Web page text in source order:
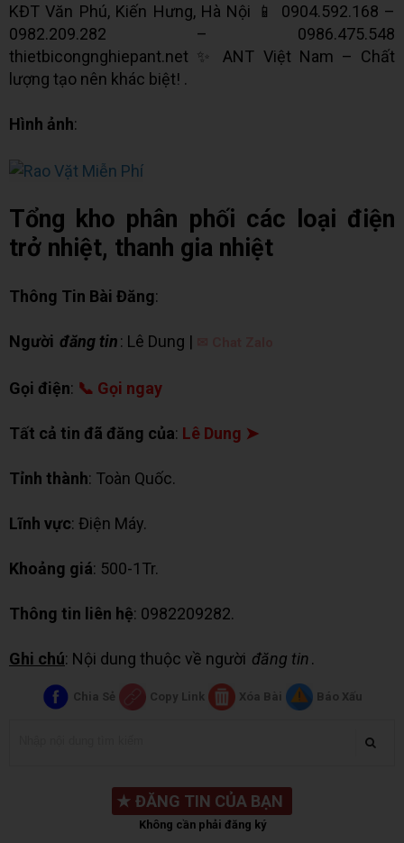
KĐT Văn Phú, Kiến Hưng, Hà Nội 📱 0904.592.168 –
0982.209.282 – 0986.475.548
thietbicongnghiepant.net ✨ ANT Việt Nam – Chất
lượng tạo nên khác biệt! .
Hình ảnh:
Tổng kho phân phối các loại điện
trở nhiệt, thanh gia nhiệt
Thông Tin Bài Đăng:
Người đăng tin: Lê Dung |
Gọi điện: 📞 Gọi ngay
Tất cả tin đã đăng của: Lê Dung ➤
Tỉnh thành: Toàn Quốc.
Lĩnh vực: Điện Máy.
Khoảng giá: 500-1Tr.
Thông tin liên hệ: 0982209282.
Ghi chú: Nội dung thuộc về người đăng tin.
Chia Sẻ Copy Link Xóa Bài Báo Xấu
★ ĐĂNG TIN CỦA BẠN
Không cần phải đăng ký